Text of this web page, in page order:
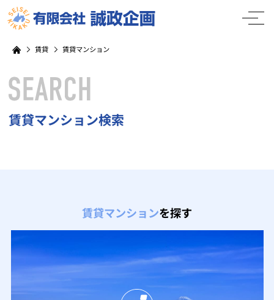
賃貸 賃貸マンション
賃貸マンション検索
賃貸マンションを探す